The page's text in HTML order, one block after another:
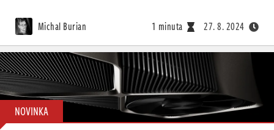
Michal Burian 1 minuta 27. 8. 2024
NOVINKA